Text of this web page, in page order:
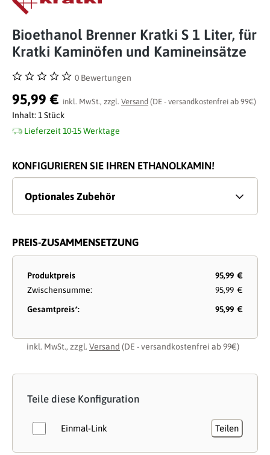
Bioethanol Brenner Kratki S 1 Liter, für
Kratki Kaminöfen und Kamineinsätze
Durchschnittliche Bewertung von 0 von 5 Sternen
0 Bewertungen
95,99 € inkl. MwSt., zzgl. Versand (DE - versandkostenfrei ab 99€)
Inhalt: 1 Stück
Lieferzeit 10-15 Werktage
KONFIGURIEREN SIE IHREN ETHANOLKAMIN!
Optionales Zubehör
PREIS-ZUSAMMENSETZUNG
Produktpreis
95,99 €
Zwischensumme:
95,99 €
Gesamtpreis*:
95,99 €
inkl. MwSt., zzgl. Versand (DE - versandkostenfrei ab 99€)
Teile diese Konfiguration
Einmal-Link Teilen